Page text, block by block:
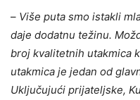
– Više puta smo istakli
daje dodatnu težinu.
broj kvalitetnih utakmica
utakmica je jedan od
Uključujući prijateljske,